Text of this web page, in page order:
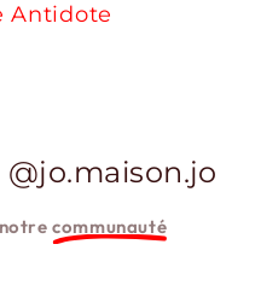
Antidote
notrecommunauté